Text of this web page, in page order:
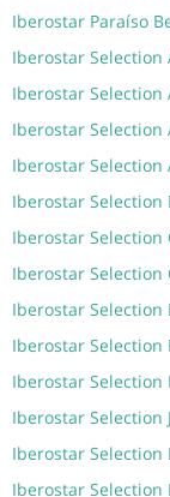
Iberostar Paraíso
Iberostar Selection
Iberostar Selection
Iberostar Selection
Iberostar
Iberostar Selection
Iberostar Selection
Iberostar Selection
Iberostar Selection
Iberostar Selection
Iberostar Selection
Iberostar Selection
Iberostar Selection
Iberostar Selection